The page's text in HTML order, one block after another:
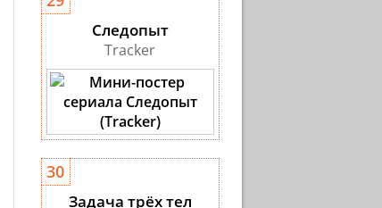
Следопыт
Tracker
30
Задача трёх тел